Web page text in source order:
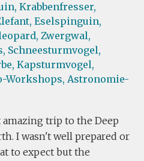
Krabbenfresser,
Eselspinguin,
Zwergwal,
Schneesturmvogel,
Kapsturmvogel,
Workshops, Astronomie-
amazing trip to the Deep
I wasn't well prepared or
to expect but the